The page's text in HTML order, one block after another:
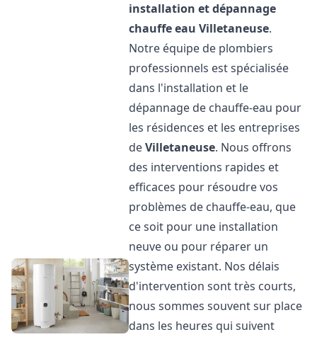
installation et dépannage
chauffe eau Villetaneuse.
Notre équipe de plombiers
professionnels est spécialisée
dans l'installation et le
dépannage de chauffe-eau pour
les résidences et les entreprises
deVilletaneuse. Nous offrons
des interventions rapides et
efficaces pour résoudre vos
problèmes de chauffe-eau, que
ce soit pour une installation
neuve ou pour réparer un
système existant. Nos délais
d'intervention sont très courts,
nous sommes souvent sur place
dans les heures qui suivent